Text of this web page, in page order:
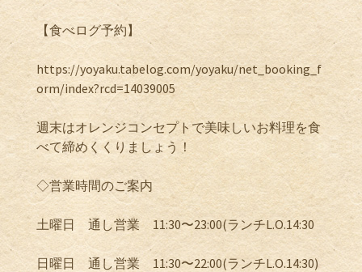
【食べログ予約】
https://yoyaku.tabelog.com/yoyaku/net_booking_f
orm/index?rcd=14039005
週末はオレンジコンセプトで美味しいお料理を食
べて締めくくりましょう！
◇営業時間のご案内
土曜日 通し営業 11:30〜23:00(ランチL.O.14:30
日曜日 通し営業 11:30〜22:00(ランチL.O.14:30)